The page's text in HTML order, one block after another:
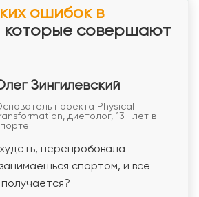
ошибок в
которые совершают
Зингилевский
проекта Physical
диетолог, 13+ лет в
перепробовала
спортом, и все